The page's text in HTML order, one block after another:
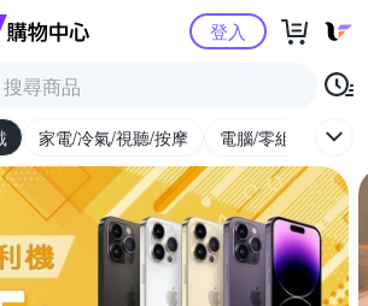
Yahoo購物中心登入
家電/冷氣/視聽/按摩 電腦/零組件/週邊/